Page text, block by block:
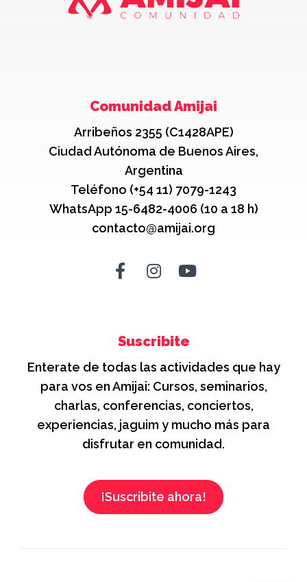
Comunidad Amijai
Arribeños 2355 (C1428APE)
Ciudad Autónoma de Buenos Aires,
Argentina
Teléfono (+54 11) 7079-1243
WhatsApp 15-6482-4006 (10 a 18 h)
contacto@amijai.org
Suscribite
Enterate de todas las actividades que hay
para vos en Amijai: Cursos, seminarios,
charlas, conferencias, conciertos,
experiencias, jaguim y mucho más para
disfrutar en comunidad.
¡Suscribite ahora!